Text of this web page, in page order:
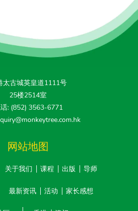
太古城英皇道1111号
25楼2514室
: (852) 3563-6771
网站地图
关于我们 课程 出版 导师
最新资讯 活动 家长感想